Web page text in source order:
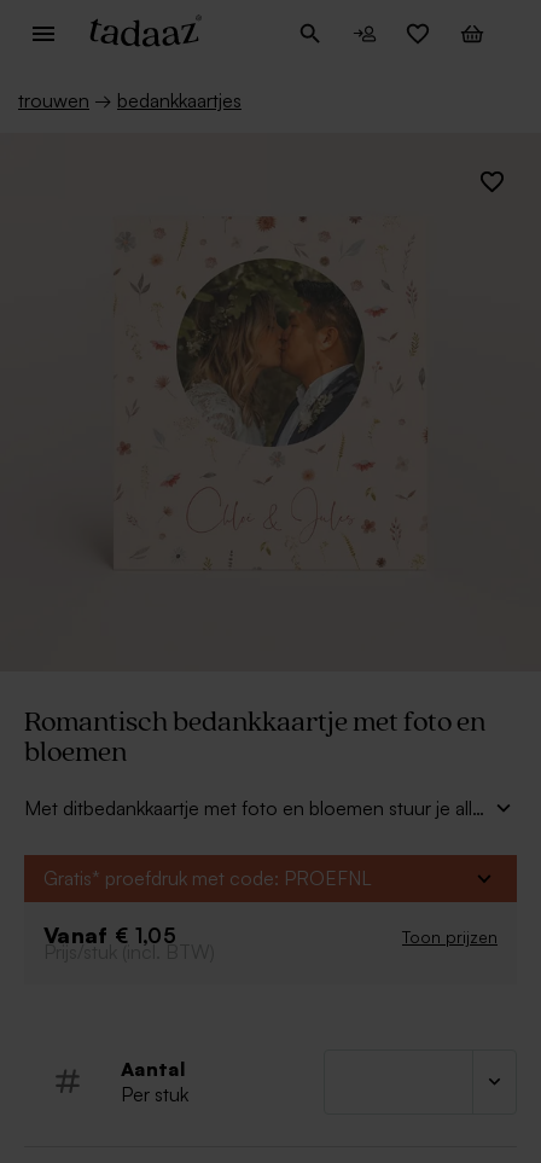
trouwen → bedankkaartjes
Romantisch bedankkaartje met foto en
bloemen
Met ditbedankkaartje met foto en bloemen stuur je alle
dag. Upload jullie allermooiste trouwfoto en verras met
dit leuke kaartje. Leuk dat het helemaal matcht met je
Gratis* proefdruk met code: PROEFNL
Vanaf € 1,05 Toon prijzen
Prijs/stuk (incl. BTW)
Aantal
Per stuk